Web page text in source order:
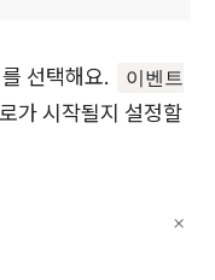
선택해요.
이벤트
가 시작될지 설정할